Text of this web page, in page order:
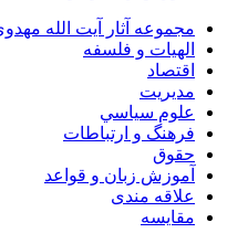
مجموعه آثار آيت الله
الهیات و فلسفه
اقتصاد
مديريت
علوم سياسي
فرهنگ و ارتباطات
حقوق
آموزش زبان و قواعد
علاقه مندی
مقایسه